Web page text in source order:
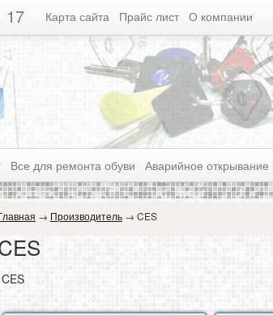
17 Карта сайта Прайс лист О компании
Все для ремонта обуви Аварийное открывание
→ Производитель→ CES
CES